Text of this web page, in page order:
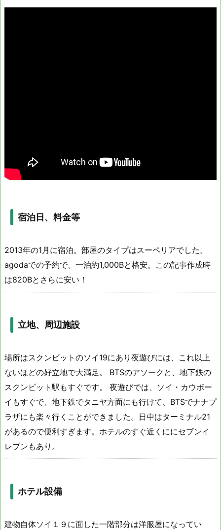
宿泊日、料金等
2013年の1月に宿泊。部屋のタイプはスーペリアでした。
agodaでの予約で、一泊約1,000Bと格安。この記事作成時
は820Bとさらに安い！
立地、周辺施設
場所はスクンビットのソイ19にあり夜遊びには、これ以上
ないほどの好立地で大満足。 BTSのアソークと、地下鉄の
スクンビット駅もすぐです。 夜遊びでは、ソイ・カウボー
イもすぐで、地下鉄でタニヤ方面にも行けて、BTSでナナプ
ラザにも楽々行くことができました。日中はターミナル21
があるので便利すぎます。ホテルのすぐ近くににセブンイ
レブンもあり。
ホテル設備
建物自体ソイ１９に面した一階部分は洋服屋になってい